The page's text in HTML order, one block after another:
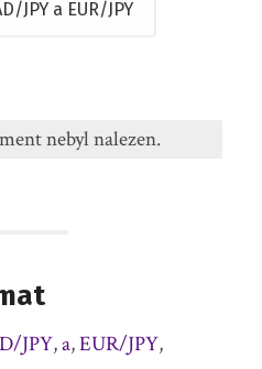
nebyl nalezen.
JPY,a,EUR/JPY,